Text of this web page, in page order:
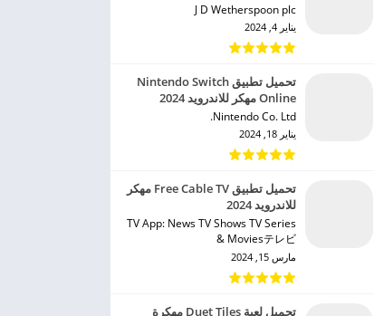
J D Wetherspoon plc‏
يناير 4, 2024
تحميل تطبيق Nintendo Switch
Online مهكر للاندرويد 2024
Nintendo Co. Ltd.‏
يناير 18, 2024
تحميل تطبيق Free Cable TV مهكر
للاندرويد 2024
TV App: News TV Shows TV Series
& Moviesテレビ‏
مارس 15, 2024
تحميل لعبة Duet Tiles مهكرة